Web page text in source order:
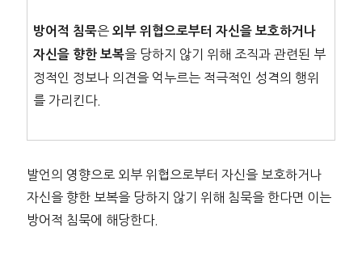
방어적 침묵은 외부 위협으로부터 자신을 보호하거나
자신을 향한 보복을 당하지 않기 위해 조직과 관련된 부
정적인 정보나 의견을 억누르는 적극적인 성격의 행위
를 가리킨다.
발언의 영향으로 외부 위협으로부터 자신을 보호하거나
자신을 향한 보복을 당하지 않기 위해 침묵을 한다면 이는
방어적 침묵에 해당한다.